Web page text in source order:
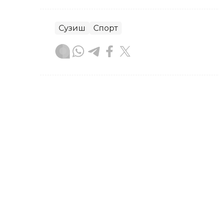
Сузиш Спорт